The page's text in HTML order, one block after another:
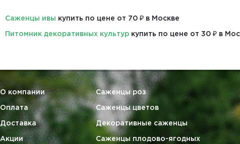
Саженцы ивы купить по цене от 70 ₽ в Москве
Питомник декоративных культур купить по цене от 30 ₽ в
О компании
Оплата
Доставка
Акции
Саженцы роз
Саженцы цветов
Декоративные саженцы
Саженцы плодово-ягодных